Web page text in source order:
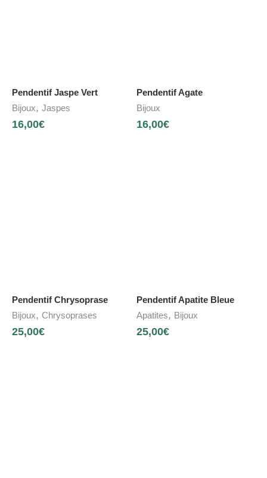
Pendentif Jaspe Vert
Bijoux, Jaspes
16,00€
Pendentif Agate
Bijoux
16,00€
Pendentif Chrysoprase
Bijoux, Chrysoprases
25,00€
Pendentif Apatite Bleue
Apatites, Bijoux
25,00€